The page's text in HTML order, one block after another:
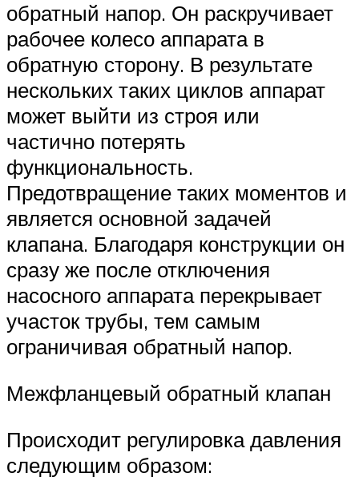
обратный напор. Он раскручивает
рабочее колесо аппарата в
обратную сторону. В результате
нескольких таких циклов аппарат
может выйти из строя или
частично потерять
функциональность.
Предотвращение таких моментов и
является основной задачей
клапана. Благодаря конструкции он
сразу же после отключения
насосного аппарата перекрывает
участок трубы, тем самым
ограничивая обратный напор.
Межфланцевый обратный клапан
Происходит регулировка давления
следующим образом: